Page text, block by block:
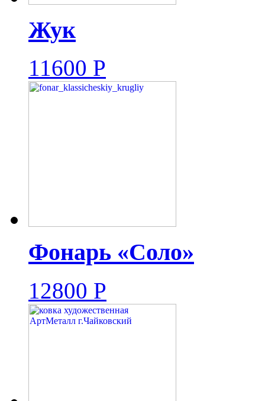
Жук
11600 Р
Фонарь «Соло»
12800 Р